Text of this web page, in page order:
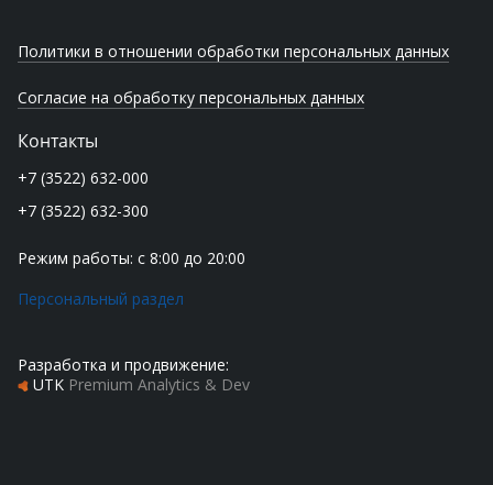
Политики в отношении обработки персональных данных
Согласие на обработку персональных данных
Контакты
+7 (3522) 632-000
+7 (3522) 632-300
Режим работы: с 8:00 до 20:00
Персональный раздел
Разработка и продвижение:
UTK Premium Analytics & Dev